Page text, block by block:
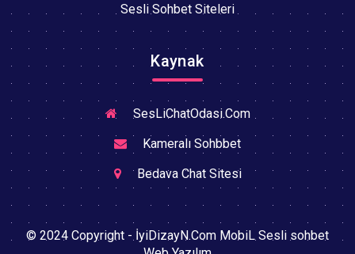
Sesli Sohbet Siteleri
Kaynak
SesLiChatOdasi.Com
Kameralı Sohbbet
Bedava Chat Sitesi
© 2024 Copyright - İyiDizayN.Com MobiL Sesli sohbet